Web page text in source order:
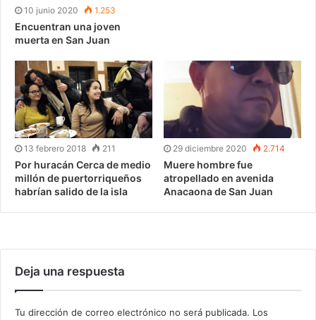
10 junio 2020 1.253
Encuentran una joven
muerta en San Juan
13 febrero 2018 211
Por huracán Cerca de medio
millón de puertorriqueños
habrían salido de la isla
29 diciembre 2020 2.714
Muere hombre fue
atropellado en avenida
Anacaona de San Juan
Deja una respuesta
Tu dirección de correo electrónico no será publicada. Los